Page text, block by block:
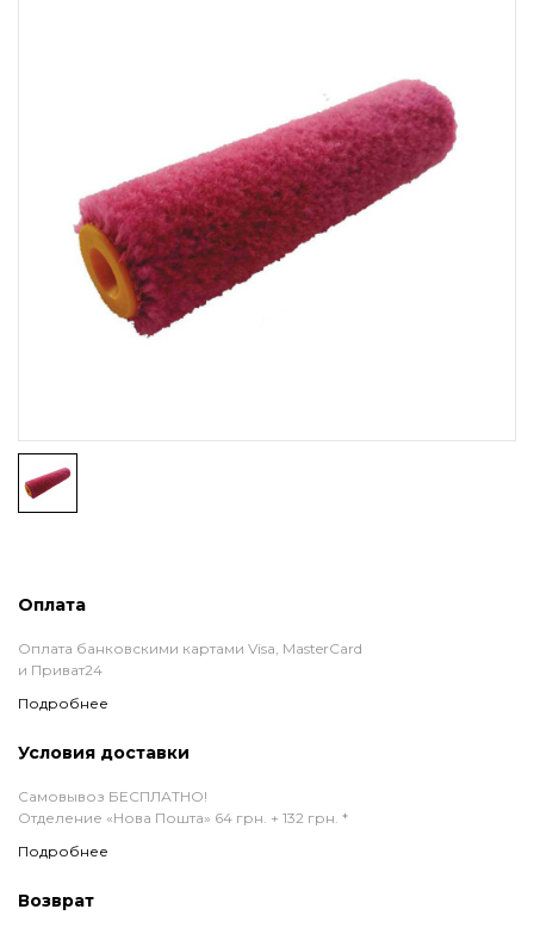
Оплата
Оплата банковскими картами Visa, MasterCard
и Приват24
Подробнее
Условия доставки
Самовывоз БЕСПЛАТНО!
Отделение «Нова Пошта» 64 грн. + 132 грн. *
Подробнее
Возврат